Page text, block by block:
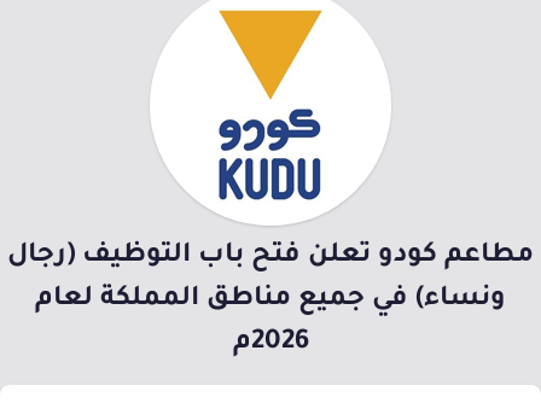
مطاعم كودو تعلن فتح باب التوظيف (رجال
ونساء) في جميع مناطق المملكة لعام
2026م